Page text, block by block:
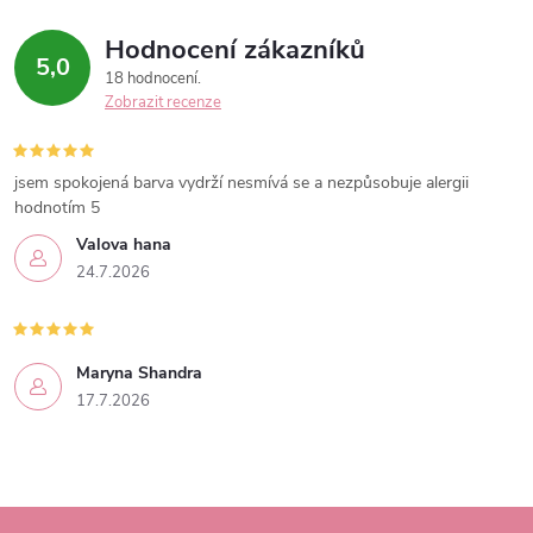
5,0 Hodnocení zákazníků
18 hodnocení
Zobrazit recenze
Valova hana
24.7.2026
jsem spokojená barva vydrží nesmívá se a nezpůsobuje alergii
hodnotím 5
Maryna Shandra
17.7.2026